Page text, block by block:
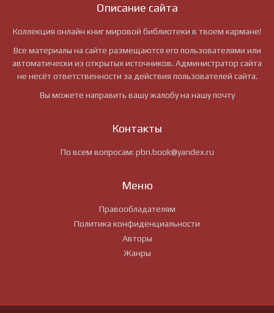
Описание сайта
Коллекция онлайн книг мировой библиотеки в твоем кармане!
Все материалы на сайте размещаются его пользователями или
автоматически из открытых источников. Администратор сайта
не несёт ответственности за действия пользователей сайта.
Вы можете направить вашу жалобу на нашу почту
Контакты
По всем вопросам: pbn.book@yandex.ru
Меню
Правообладателям
Политика конфиденциальности
Авторы
Жанры